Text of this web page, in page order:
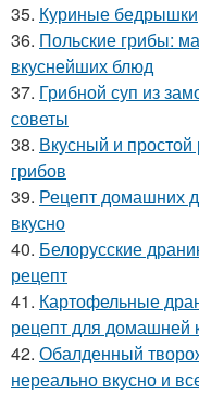
35. Куриные
36. Польские грибы:
вкуснейших блюд
37. Грибной суп из
советы
38. Вкусный и простой
грибов
39. Рецепт домашних
вкусно
40. Белорусские
рецепт
41. Картофельные
рецепт для домашней
42. Обалденный
нереально вкусно и